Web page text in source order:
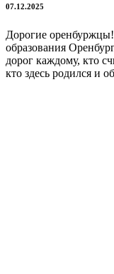
07.12.2025
Дорогие
образования
дорог каждому, кто
кто здесь родился и